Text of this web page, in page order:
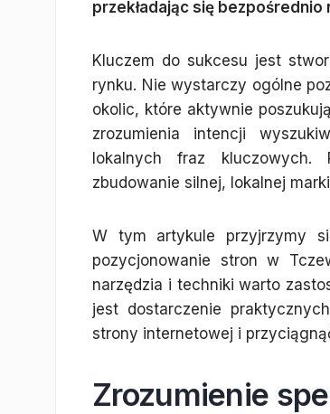
przekładając się
Kluczem do sukcesu jest
rynku. Nie wystarczy ogólne
okolic, które aktywnie
zrozumienia intencji
lokalnych fraz kluczowych.
zbudowanie silnej, lokalnej
W tym artykule przyjrzymy
pozycjonowanie stron w
narzędzia i techniki warto
jest dostarczenie
strony internetowej i
Zrozumienie